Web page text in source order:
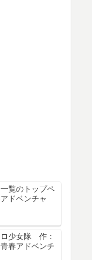
覧のトップペ
ドベンチャ
少女隊 作：
春アドベンチ